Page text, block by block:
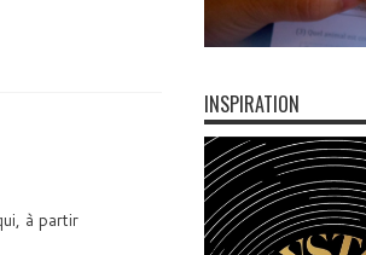
à partir
INSPIRATION